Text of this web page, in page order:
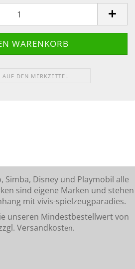
AUF DEN MERKZETTEL
Simba, Disney und Playmobil alle
sind eigene Marken und stehen
mit vivis-spielzeugparadies.
Mindestbestellwert von
Versandkosten.